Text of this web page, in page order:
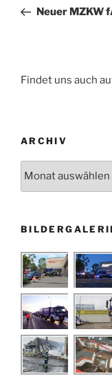
Beitrag
Neuer MZKW
Findet uns auch
ARCHIV